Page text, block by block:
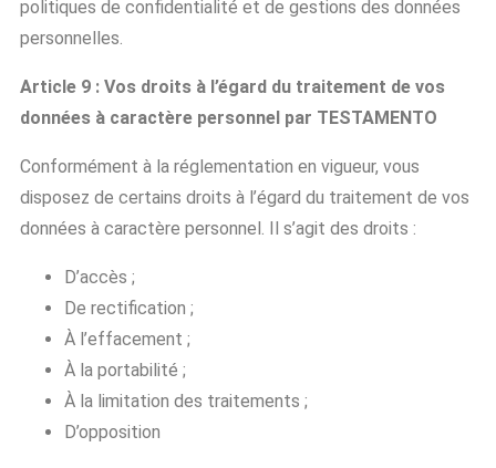
politiques de confidentialité et de gestions des données
personnelles.
Article 9 : Vos droits à l’égard du traitement de vos
données à caractère personnel par TESTAMENTO
Conformément à la réglementation en vigueur, vous
disposez de certains droits à l’égard du traitement de vos
données à caractère personnel. Il s’agit des droits :
D’accès ;
De rectification ;
À l’effacement ;
À la portabilité ;
À la limitation des traitements ;
D’opposition